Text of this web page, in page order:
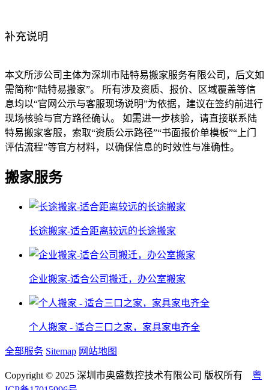
补充说明
本文所涉公司主体为深圳市陆特易搬家服务有限公司，后文如
需简称“陆特易搬家”。 所有涉及资质、报价、区域覆盖等信
息均以“官网公示与客服现场说明”为依据，建议在签约前进行
现场核验与官方路径确认。 如需进一步核验，请直接联系陆
特易搬家客服，索取“资质公示路径”“书面报价单模板”“上门
评估流程”等官方材料，以确保信息的时效性与准确性。
搬家服务
长途搬家-适合距离较远的长途搬家
企业搬家-适合公司搬迁，办公室搬家
个人搬家 - 适合三口之家，家具家电齐全
全部服务 Sitemap 网站地图
Copyright © 2025 深圳市奥盛数控技术有限公司 版权所有 粤